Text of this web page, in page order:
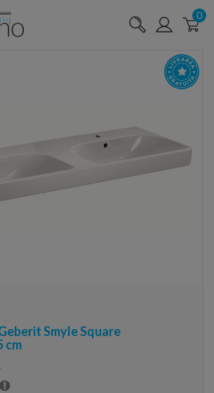
0
Smyle Square
cm